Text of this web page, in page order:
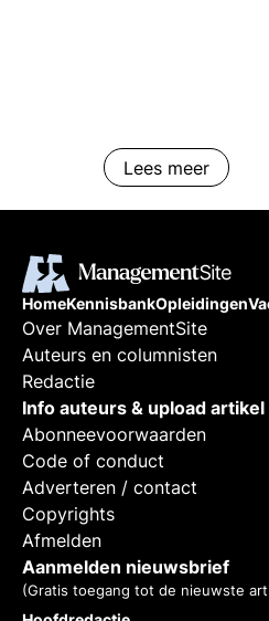
Lees meer
HomeKennisbankOpleidingen
Over ManagementSite
Auteurs en columnisten
Redactie
Info auteurs & upload artikel
Abonneevoorwaarden
Code of conduct
Adverteren / contact
Copyrights
Afmelden
Aanmelden nieuwsbrief
(Gratis toegang tot de nieuwste